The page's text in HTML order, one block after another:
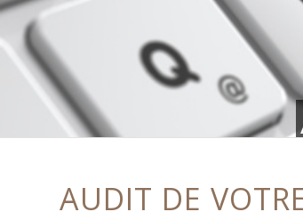
AUDIT DE